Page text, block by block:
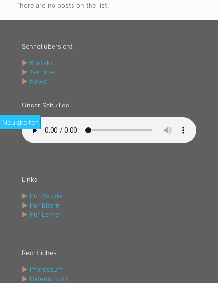
There are no posts on the list.
Schnellübersicht
► Kontakt
► Termine
► News
Unser Schullied
Links
► Für Schüler
► Für Eltern
► Für Lehrer
Rechtliches
► Impressum
► Datenschutz
Neuigkeiten